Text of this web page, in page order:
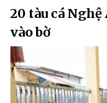
20 tàu cá
vào bờ